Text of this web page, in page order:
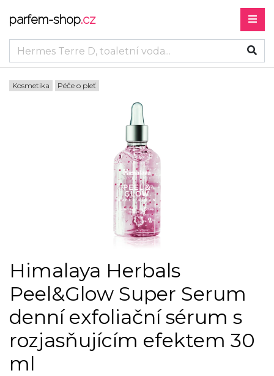
parfem-shop.cz
Kosmetika Péče o pleť
Himalaya Herbals
Peel&Glow Super Serum
denní exfoliační sérum s
rozjasňujícím efektem 30
ml